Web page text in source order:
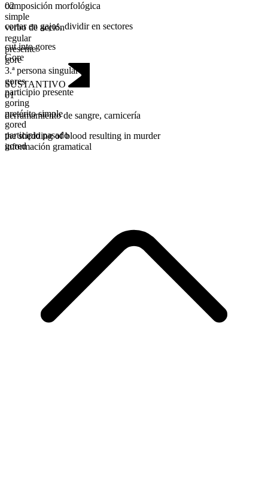
composición morfológica
simple
verbo de acción
regular
presente
gore
3.ª persona singular
gores
participio presente
goring
pretérito simple
gored
participio pasado
gored
02
cortar en gajos,dividir en sectores
cut into gores
Gore
SUSTANTIVO
01
derramamiento de sangre, carnicería
the shedding of blood resulting in murder
información gramatical